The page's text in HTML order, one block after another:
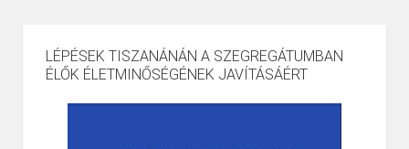
LÉPÉSEK TISZANÁNÁN A SZEGREGÁTUMBAN
ÉLŐK ÉLETMINŐSÉGÉNEK JAVÍTÁSÁÉRT